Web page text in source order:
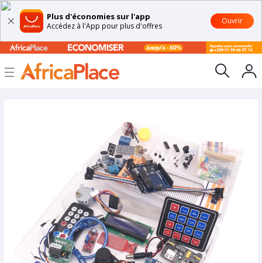
Plus d'économies sur l'app
Accédez à l'App pour plus d'offres
Ouvrir